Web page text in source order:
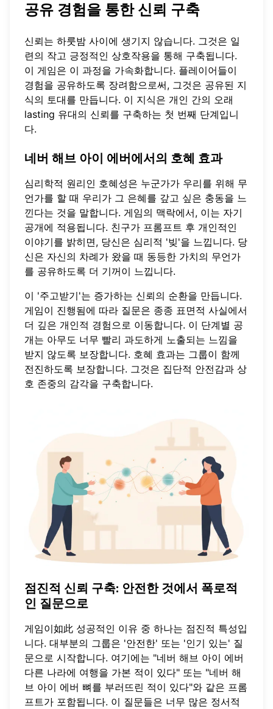
공유 경험을 통한 신뢰 구축
신뢰는 하룻밤 사이에 생기지 않습니다. 그것은 일
련의 작고 긍정적인 상호작용을 통해 구축됩니다.
이 게임은 이 과정을 가속화합니다. 플레이어들이
경험을 공유하도록 장려함으로써, 그것은 공유된 지
식의 토대를 만듭니다. 이 지식은 개인 간의 오래
lasting 유대의 신뢰를 구축하는 첫 번째 단계입니
다.
네버 해브 아이 에버에서의 호혜 효과
심리학적 원리인 호혜성은 누군가가 우리를 위해 무
언가를 할 때 우리가 그 은혜를 갚고 싶은 충동을 느
낀다는 것을 말합니다. 게임의 맥락에서, 이는 자기
공개에 적용됩니다. 친구가 프롬프트 후 개인적인
이야기를 밝히면, 당신은 심리적 '빚'을 느낍니다. 당
신은 자신의 차례가 왔을 때 동등한 가치의 무언가
를 공유하도록 더 기꺼이 느낍니다.
이 '주고받기'는 증가하는 신뢰의 순환을 만듭니다.
게임이 진행됨에 따라 질문은 종종 표면적 사실에서
더 깊은 개인적 경험으로 이동합니다. 이 단계별 공
개는 아무도 너무 빨리 과도하게 노출되는 느낌을
받지 않도록 보장합니다. 호혜 효과는 그룹이 함께
전진하도록 보장합니다. 그것은 집단적 안전감과 상
호 존중의 감각을 구축합니다.
점진적 신뢰 구축: 안전한 것에서 폭로적
인 질문으로
게임이如此 성공적인 이유 중 하나는 점진적 특성입
니다. 대부분의 그룹은 '안전한' 또는 '인기 있는' 질
문으로 시작합니다. 여기에는 "네버 해브 아이 에버
다른 나라에 여행을 가본 적이 있다" 또는 "네버 해
브 아이 에버 뼈를 부러뜨린 적이 있다"와 같은 프롬
프트가 포함됩니다. 이 질문들은 너무 많은 정서적